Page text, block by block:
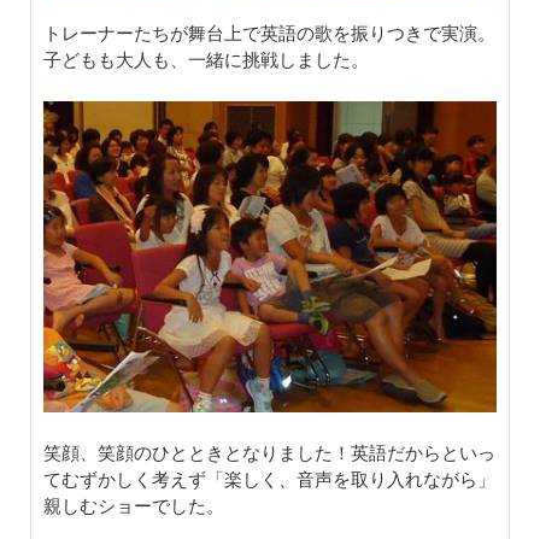
トレーナーたちが舞台上で英語の歌を振りつきで実演。
子どもも大人も、一緒に挑戦しました。
笑顔、笑顔のひとときとなりました！英語だからといっ
てむずかしく考えず「楽しく、音声を取り入れながら」
親しむショーでした。